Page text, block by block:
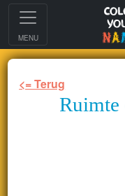
MENU
<= Terug
Ruimte